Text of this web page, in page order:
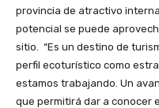
provincia de atractivo
potencial se puede
sitio. “Es un destino de
perfil ecoturístico como
estamos trabajando. Un
que permitirá dar a conocer